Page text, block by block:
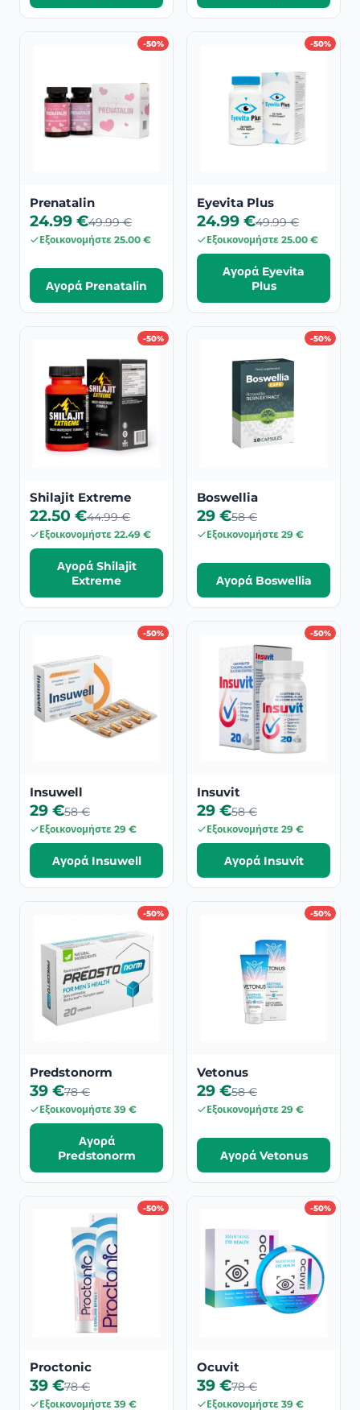
-50%
Prenatalin
24.99 €49.99 €
Εξοικονομήστε 25.00 €
Αγορά Prenatalin
-50%
Eyevita Plus
24.99 €49.99 €
Εξοικονομήστε 25.00 €
Αγορά Eyevita
Plus
-50%
Shilajit Extreme
22.50 €44.99 €
Εξοικονομήστε 22.49 €
Αγορά Shilajit
Extreme
-50%
Boswellia
29 €58 €
Εξοικονομήστε 29 €
Αγορά Boswellia
-50%
Insuwell
29 €58 €
Εξοικονομήστε 29 €
Αγορά Insuwell
-50%
Insuvit
29 €58 €
Εξοικονομήστε 29 €
Αγορά Insuvit
-50%
Predstonorm
39 €78 €
Εξοικονομήστε 39 €
Αγορά
Predstonorm
-50%
Vetonus
29 €58 €
Εξοικονομήστε 29 €
Αγορά Vetonus
-50%
Proctonic
39 €78 €
Εξοικονομήστε 39 €
-50%
Ocuvit
39 €78 €
Εξοικονομήστε 39 €